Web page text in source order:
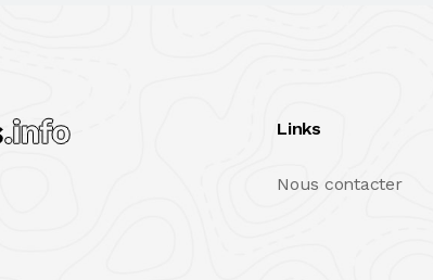
Links
Nous contacter